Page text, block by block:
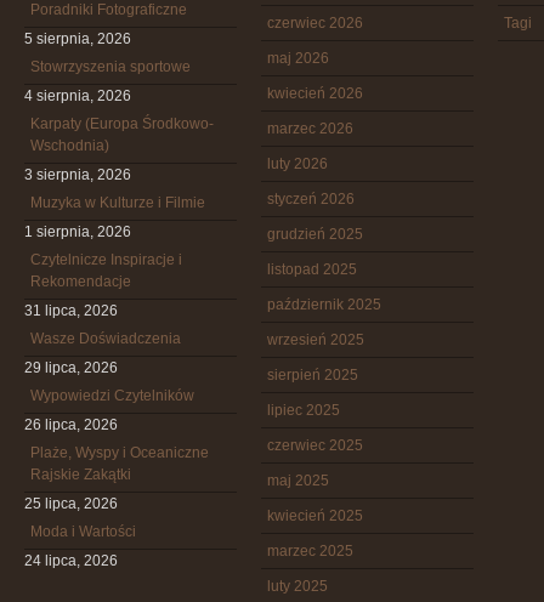
Poradniki Fotograficzne
5 sierpnia, 2026
Stowrzyszenia sportowe
4 sierpnia, 2026
Karpaty (Europa Środkowo-
Wschodnia)
3 sierpnia, 2026
Muzyka w Kulturze i Filmie
1 sierpnia, 2026
Czytelnicze Inspiracje i
Rekomendacje
31 lipca, 2026
Wasze Doświadczenia
29 lipca, 2026
Wypowiedzi Czytelników
26 lipca, 2026
Plaże, Wyspy i Oceaniczne
Rajskie Zakątki
25 lipca, 2026
Moda i Wartości
24 lipca, 2026
czerwiec 2026
maj 2026
kwiecień 2026
marzec 2026
luty 2026
styczeń 2026
grudzień 2025
listopad 2025
październik 2025
wrzesień 2025
sierpień 2025
lipiec 2025
czerwiec 2025
maj 2025
kwiecień 2025
marzec 2025
luty 2025
Tagi